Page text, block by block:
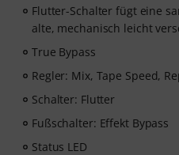
Flutter-Schalter fügt eine
alte, mechanisch leicht
True Bypass
Regler: Mix, Tape Speed,
Schalter: Flutter
Fußschalter: Effekt Bypass
Status LED